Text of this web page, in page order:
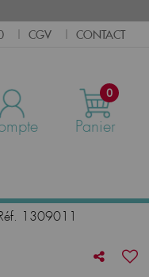
CGV CONTACT
0
Panier
1309011